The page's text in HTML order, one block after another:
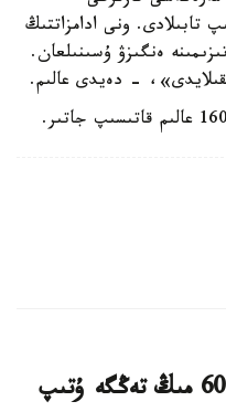
تابىلادى. ونى ادامزاتتىڭ
ەنگىزۋ ۇسىنىلعان.
- دەيدى عالىم.
استانادا 15 كىتاپ وقىپ، 600 مىڭ تەڭگە ۇتىپ